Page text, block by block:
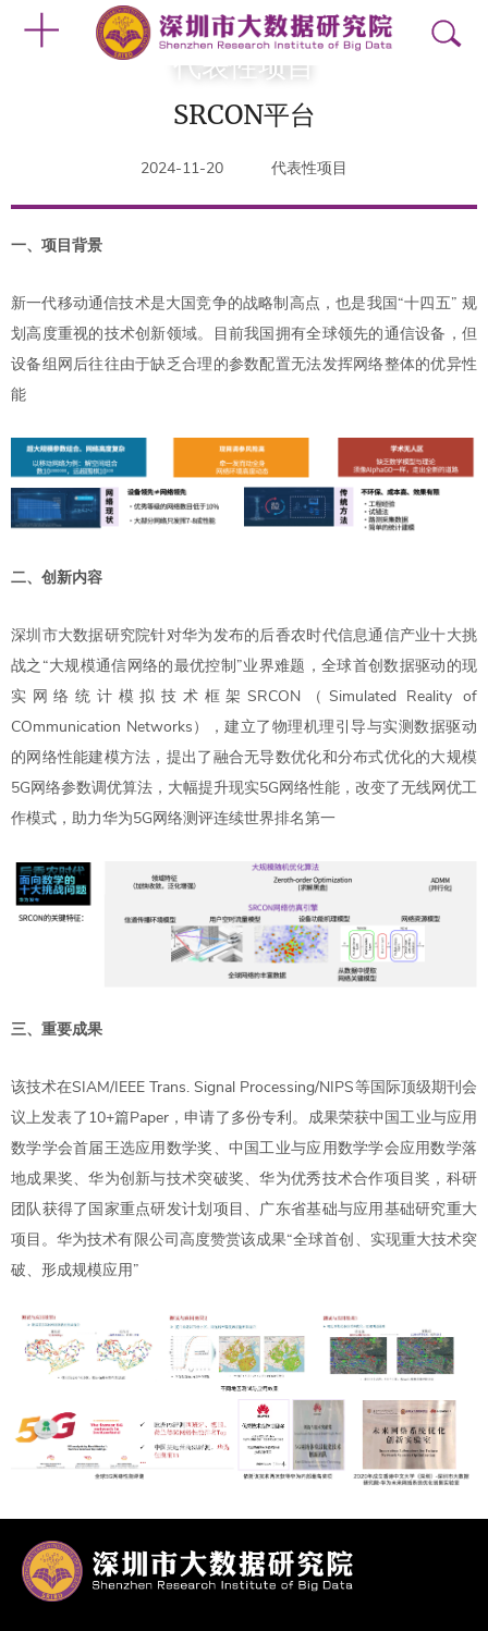
代表性项目
SRCON平台
2024-11-20 代表性项目
一、项目背景
新一代移动通信技术是大国竞争的战略制高点，也是我国“十四五” 规
划高度重视的技术创新领域。目前我国拥有全球领先的通信设备，但
设备组网后往往由于缺乏合理的参数配置无法发挥网络整体的优异性
能
二、创新内容
深圳市大数据研究院针对华为发布的后香农时代信息通信产业十大挑
战之“大规模通信网络的最优控制”业界难题，全球首创数据驱动的现
实网络统计模拟技术框架SRCON（Simulated Reality of
COmmunication Networks），建立了物理机理引导与实测数据驱动
的网络性能建模方法，提出了融合无导数优化和分布式优化的大规模
5G网络参数调优算法，大幅提升现实5G网络性能，改变了无线网优工
作模式，助力华为5G网络测评连续世界排名第一
三、重要成果
该技术在SIAM/IEEE Trans. Signal Processing/NIPS等国际顶级期刊会
议上发表了10+篇Paper，申请了多份专利。成果荣获中国工业与应用
数学学会首届王选应用数学奖、中国工业与应用数学学会应用数学落
地成果奖、华为创新与技术突破奖、华为优秀技术合作项目奖，科研
团队获得了国家重点研发计划项目、广东省基础与应用基础研究重大
项目。华为技术有限公司高度赞赏该成果“全球首创、实现重大技术突
破、形成规模应用”